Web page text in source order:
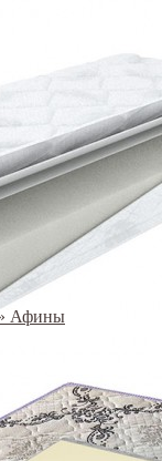
Афины